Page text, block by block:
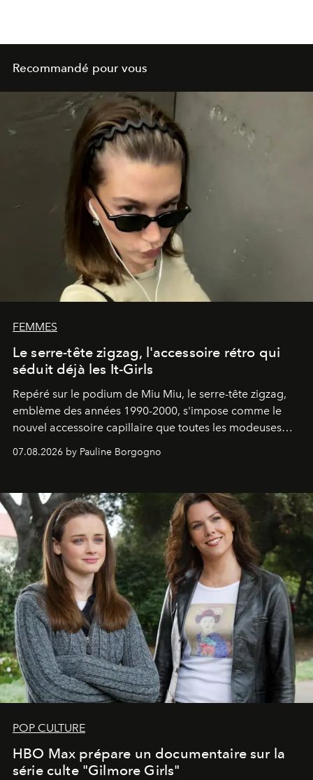
Recommandé pour vous
FEMMES
Le serre-tête zigzag, l'accessoire rétro qui
séduit déjà les It-Girls
Repéré sur le podium de Miu Miu, le serre-tête zigzag,
emblème des années 1990-2000, s'impose comme le
nouvel accessoire capillaire que toutes les modeuses
s'arrachent déjà.
07.08.2026 by Pauline Borgogno
POP CULTURE
HBO Max prépare un documentaire sur la
série culte "Gilmore Girls"